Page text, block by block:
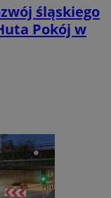
śląskiego
Pokój w